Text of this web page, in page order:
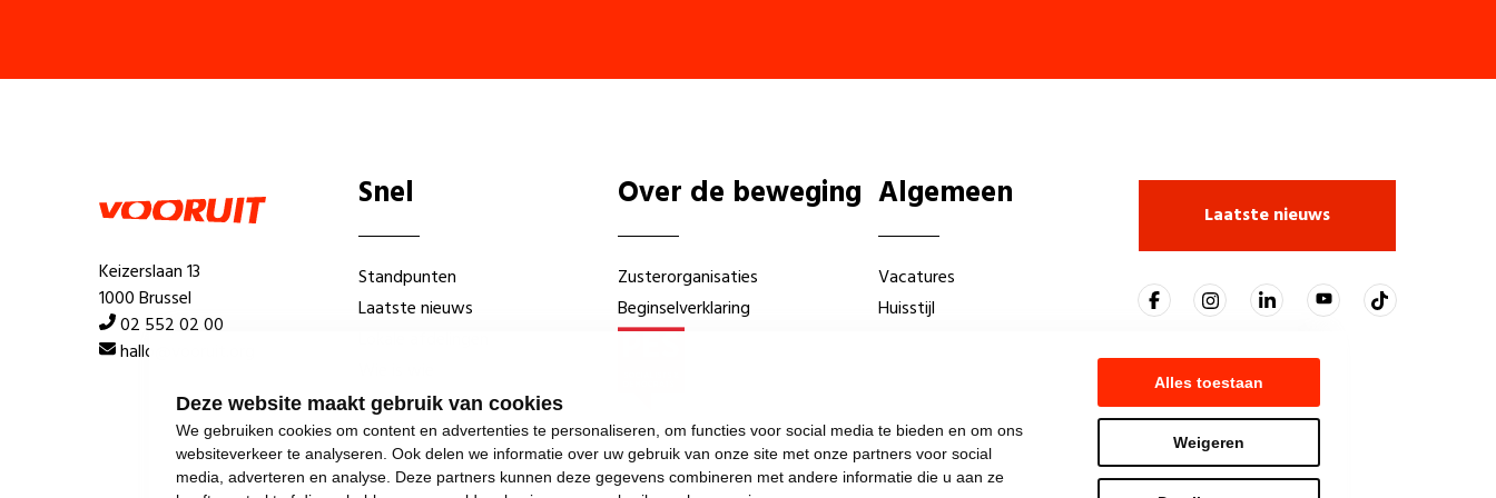
Deze website maakt gebruik van cookies
We gebruiken cookies om content en advertenties te personaliseren, om functies voor social media te bieden en om ons
websiteverkeer te analyseren. Ook delen we informatie over uw gebruik van onze site met onze partners voor social
media, adverteren en analyse. Deze partners kunnen deze gegevens combineren met andere informatie die u aan ze
Alles toestaan
Weigeren
Keizerslaan 13
1000 Brussel
02 552 02 00
hallo@vooruit.org
Snel
Standpunten
Laatste nieuws
Over de beweging
Zusterorganisaties
Beginselverklaring
Algemeen
Vacatures
Huisstijl
Laatste nieuws